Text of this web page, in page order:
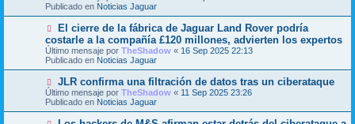
a
e
o
m
n
s
a
Publicado en Noticias Jaguar
N
e
v
o
m
e
n
s
a
El cierre de la fábrica de Jaguar Land Rover podría
costarle a la compañía £120 millones, advierten los expertos
Último mensaje por TheShadow « 16 Sep 2025 22:13
Publicado en Noticias Jaguar
N
u
e
v
o
JLR confirma una filtración de datos tras un ciberataque
Último mensaje por TheShadow « 11 Sep 2025 23:26
Publicado en Noticias Jaguar
N